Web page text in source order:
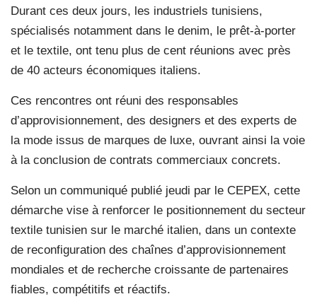
Durant ces deux jours, les industriels tunisiens,
spécialisés notamment dans le denim, le prêt-à-porter
et le textile, ont tenu plus de cent réunions avec près
de 40 acteurs économiques italiens.
Ces rencontres ont réuni des responsables
d’approvisionnement, des designers et des experts de
la mode issus de marques de luxe, ouvrant ainsi la voie
à la conclusion de contrats commerciaux concrets.
Selon un communiqué publié jeudi par le CEPEX, cette
démarche vise à renforcer le positionnement du secteur
textile tunisien sur le marché italien, dans un contexte
de reconfiguration des chaînes d’approvisionnement
mondiales et de recherche croissante de partenaires
fiables, compétitifs et réactifs.